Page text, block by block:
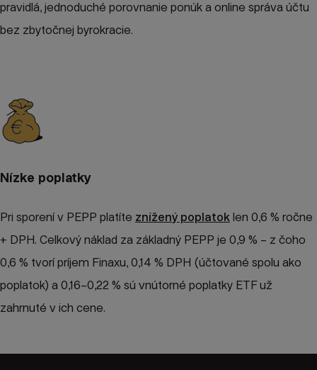
pravidlá, jednoduché porovnanie ponúk a online správa účtu
bez zbytočnej byrokracie.
Nízke poplatky
Pri sporení v PEPP platíte znížený poplatok len 0,6 % ročne
+ DPH. Celkový náklad za základný PEPP je 0,9 % – z čoho
0,6 % tvorí príjem Finaxu, 0,14 % DPH (účtované spolu ako
poplatok) a 0,16–0,22 % sú vnútorné poplatky ETF už
zahrnuté v ich cene.